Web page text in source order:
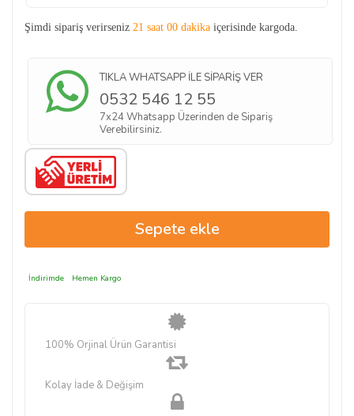
Şimdi sipariş verirseniz 21 saat 00 dakika içerisinde kargoda.
TIKLA WHATSAPP İLE SİPARİŞ VER
0532 546 12 55
7x24 Whatsapp Üzerinden de Sipariş
Verebilirsiniz.
İndirimde Hemen Kargo
100% Orjinal Ürün Garantisi
Kolay İade & Değişim